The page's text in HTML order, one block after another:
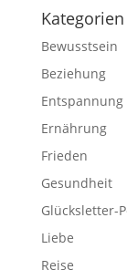
Kategorien
Bewusstsein
Beziehung
Entspannung
Ernährung
Frieden
Gesundheit
Glücksletter-
Liebe
Reise